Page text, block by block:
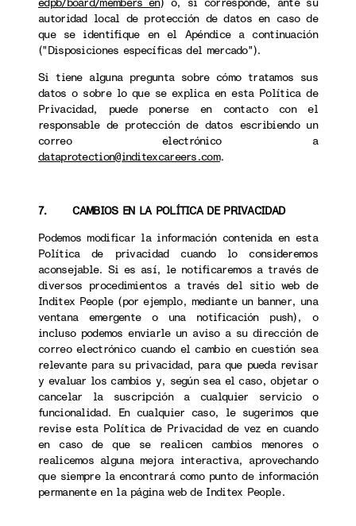
autoridad local de protección de datos en caso de
que se identifique en el Apéndice a continuación
("Disposiciones específicas del mercado").
Si tiene alguna pregunta sobre cómo tratamos sus
datos o sobre lo que se explica en esta Política de
Privacidad, puede ponerse en contacto con el
responsable de protección de datos escribiendo un
correo electrónico a
dataprotection@inditexcareers.com.
7. CAMBIOS EN LA POLÍTICA DE PRIVACIDAD
Podemos modificar la información contenida en esta
Política de privacidad cuando lo consideremos
aconsejable. Si es así, le notificaremos a través de
diversos procedimientos a través del sitio web de
Inditex People (por ejemplo, mediante un banner, una
ventana emergente o una notificación push), o
incluso podemos enviarle un aviso a su dirección de
correo electrónico cuando el cambio en cuestión sea
relevante para su privacidad, para que pueda revisar
y evaluar los cambios y, según sea el caso, objetar o
cancelar la suscripción a cualquier servicio o
funcionalidad. En cualquier caso, le sugerimos que
revise esta Política de Privacidad de vez en cuando
en caso de que se realicen cambios menores o
realicemos alguna mejora interactiva, aprovechando
que siempre la encontrará como punto de información
permanente en la página web de Inditex People.